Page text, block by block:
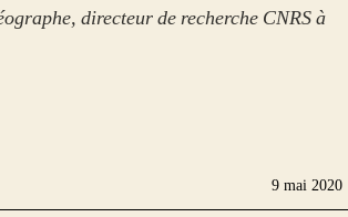
directeur de recherche CNRS à
9 mai 2020